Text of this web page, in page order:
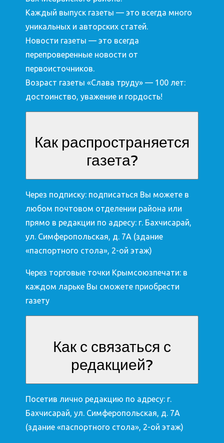
Каждый выпуск газеты — это всегда много
уникальных и авторских статей.
Новости газеты — это всегда
перепроверенные новости от
первоисточников.
Возраст газеты «Слава труду» — 100 лет:
достоинство, уважение и гордость!
Как распространяется
газета?
Через подписку: подписаться Вы можете в
любом почтовом отделении района или
прямо в редакции по адресу: г. Бахчисарай,
ул. Симферопольская, д. 7А (здание
«паспортного стола», 2-ой этаж)
Через торговые точки Крымсоюзпечати: в
каждом ларьке Вы сможете приобрести
газету
Как с связаться с
редакцией?
Посетив лично редакцию по адресу: г.
Бахчисарай, ул. Симферопольская, д. 7А
(здание «паспортного стола», 2-ой этаж)